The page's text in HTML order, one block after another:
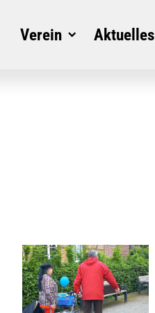
Verein Aktuelles